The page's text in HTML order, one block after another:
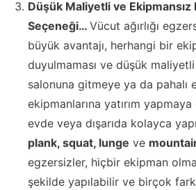
Düşük Maliyetli ve Ekipmansız
Seçeneği… Vücut ağırlığı
büyük avantajı, herhangi bir
duyulmaması ve düşük maliyetli
salonuna gitmeye ya da pahalı
ekipmanlarına yatırım
evde veya dışarıda kolayca
plank, squat, lunge ve
egzersizler, hiçbir ekipman
şekilde yapılabilir ve birçok